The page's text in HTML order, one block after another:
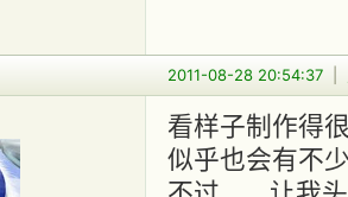
2011-08-28 20:54:37
看样子制作得
似乎也会有不